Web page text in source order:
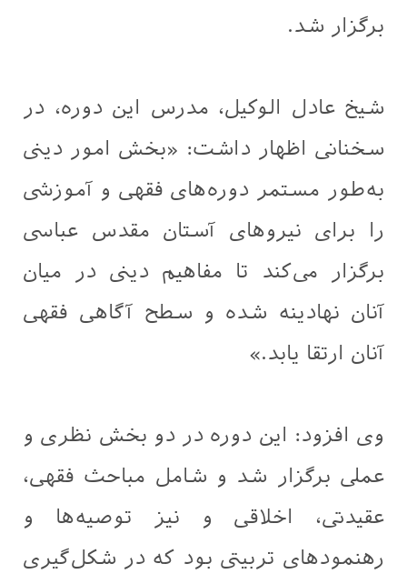
برگزار شد.
شیخ عادل الوکیل، مدرس این دوره، در
سخنانی اظهار داشت: «بخش امور دینی
به‌طور مستمر دوره‌های فقهی و آموزشی
را برای نیروهای آستان مقدس عباسی
برگزار می‌کند تا مفاهیم دینی در میان
آنان نهادینه شده و سطح آگاهی فقهی
آنان ارتقا یابد.»
وی افزود: این دوره در دو بخش نظری و
عملی برگزار شد و شامل مباحث فقهی،
عقیدتی، اخلاقی و نیز توصیه‌ها و
رهنمودهای تربیتی بود که در شکل‌گیری